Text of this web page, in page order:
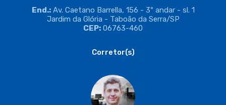
End.:Av. Caetano Barrella, 156 - 3º andar - sl. 1
Jardim da Glória - Taboão da Serra/SP
CEP: 06763-460
Corretor(s)